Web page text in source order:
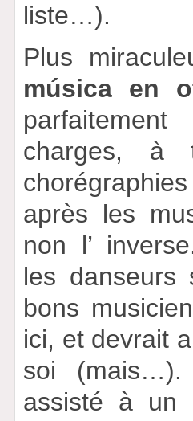
liste…).
Plus
música en
charges, à
après les
non l’
les danseurs
bons
ici, et devrait
soi (mais…).
assisté à un